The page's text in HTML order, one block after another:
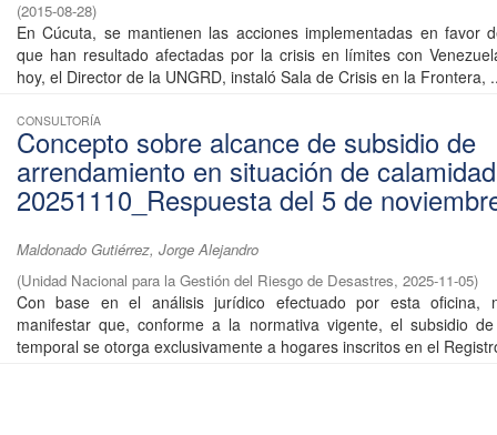
(2015-08-28)
En Cúcuta, se mantienen las acciones implementadas en favor
que han resultado afectadas por la crisis en límites con
hoy, el Director de la UNGRD, instaló Sala de Crisis en la Frontera,
CONSULTORÍA
Concepto sobre alcance de subsidio de
arrendamiento en situación de
20251110_Respuesta del 5 de
Maldonado Gutiérrez, Jorge Alejandro
(Unidad Nacional para la Gestión del Riesgo de Desastres, 2025-11-05)
Con base en el análisis jurídico efectuado por esta oficina,
manifestar que, conforme a la normativa vigente, el subsidio
temporal se otorga exclusivamente a hogares inscritos en el